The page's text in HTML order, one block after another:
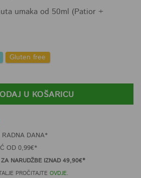
umaka od 50ml (Patior +
Gluten free
- brutalni poklon paket (2 ljuta umaka)
U KOŠARICU
RADNA DANA*
OD 0,99€*
ZA NARUDŽBE IZNAD 49,90€*
PROČITAJTE OVDJE.